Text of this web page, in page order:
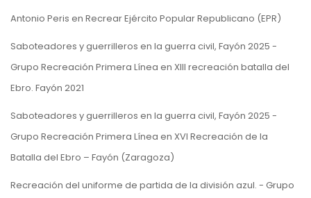
Antonio Peris en Recrear Ejército Popular Republicano (EPR)
Saboteadores y guerrilleros en la guerra civil, Fayón 2025 -
Grupo Recreación Primera Línea en XIII recreación batalla del
Ebro. Fayón 2021
Saboteadores y guerrilleros en la guerra civil, Fayón 2025 -
Grupo Recreación Primera Línea en XVI Recreación de la
Batalla del Ebro – Fayón (Zaragoza)
Recreación del uniforme de partida de la división azul. - Grupo